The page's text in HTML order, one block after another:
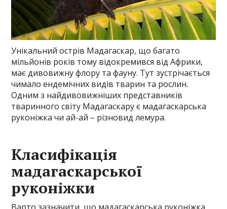
Унікальний острів Мадагаскар, що багато
мільйонів років тому відокремився від Африки,
має дивовижну флору та фауну. Тут зустрічається
чимало ендемічних видів тварин та рослин.
Одним з найдивовижніших представників
тваринного світу Мадагаскару є мадагаскарська
руконіжка чи ай-ай – різновид лемура.
Класифікація
мадагаскарської
руконіжки